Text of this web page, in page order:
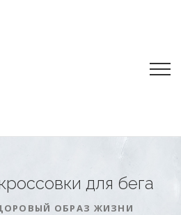
для бега
ОБРАЗ ЖИЗНИ